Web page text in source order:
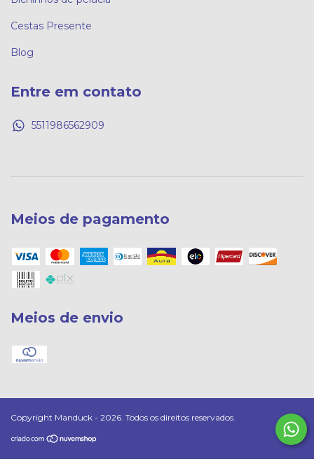
Cestas Presente
Blog
Entre em contato
5511986562909
Meios de pagamento
Meios de envio
Copyright Manduck - 2026. Todos os direitos reservados.